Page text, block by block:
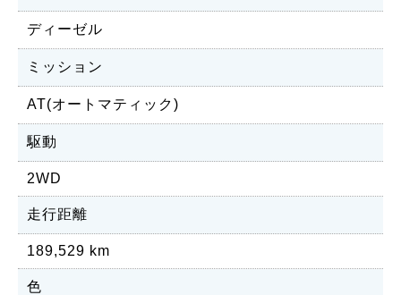
ディーゼル
ミッション
AT(オートマティック)
駆動
2WD
走行距離
189,529 km
色